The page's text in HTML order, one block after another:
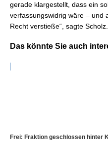
gerade klargestellt, dass ein
verfassungswidrig wäre – und
Recht verstieße“, sagte
Das könnte Sie auch
Frei: Fraktion geschlossen hinter